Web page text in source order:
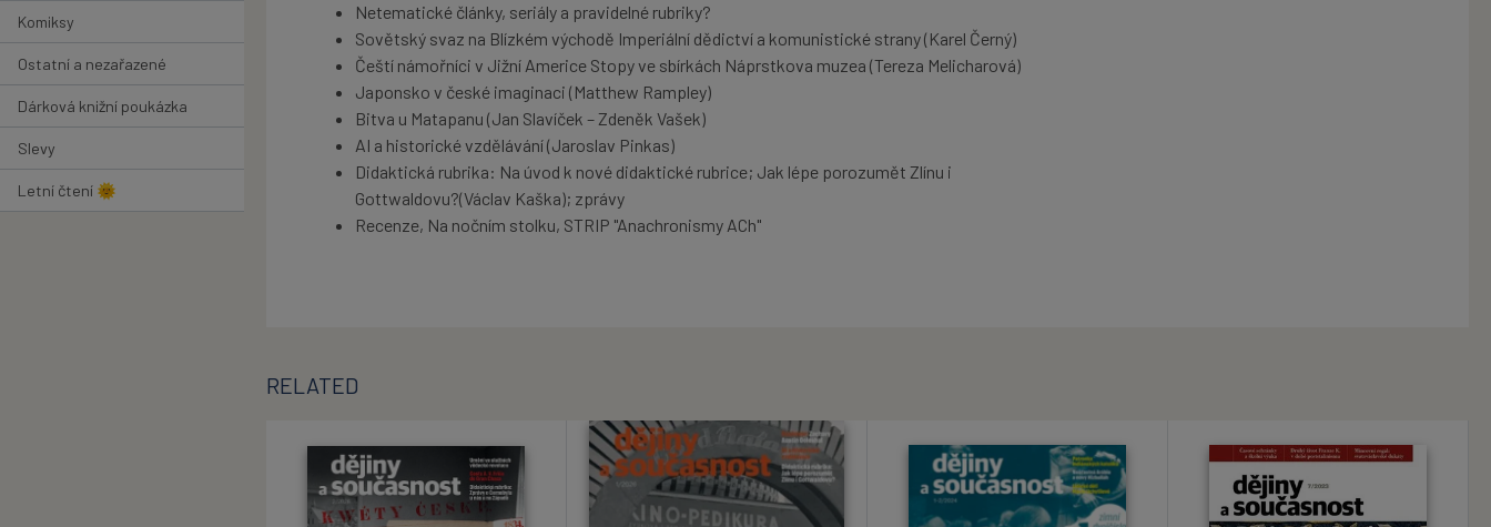
Komiksy
Ostatní a nezařazené
Dárková knižní poukázka
Slevy
Letní čtení 🌞
Netematické články, seriály a pravidelné rubriky?
Sovětský svaz na Blízkém východě Imperiální dědictví a komunistické strany (Karel Černý)
Čeští námořníci v Jižní Americe Stopy ve sbírkách Náprstkova muzea (Tereza Melicharová)
Japonsko v české imaginaci (Matthew Rampley)
Bitva u Matapanu (Jan Slavíček – Zdeněk Vašek)
AI a historické vzdělávání (Jaroslav Pinkas)
Didaktická rubrika: Na úvod k nové didaktické rubrice; Jak lépe porozumět Zlínu i
Gottwaldovu?(Václav Kaška); zprávy
Recenze, Na nočním stolku, STRIP "Anachronismy ACh"
RELATED